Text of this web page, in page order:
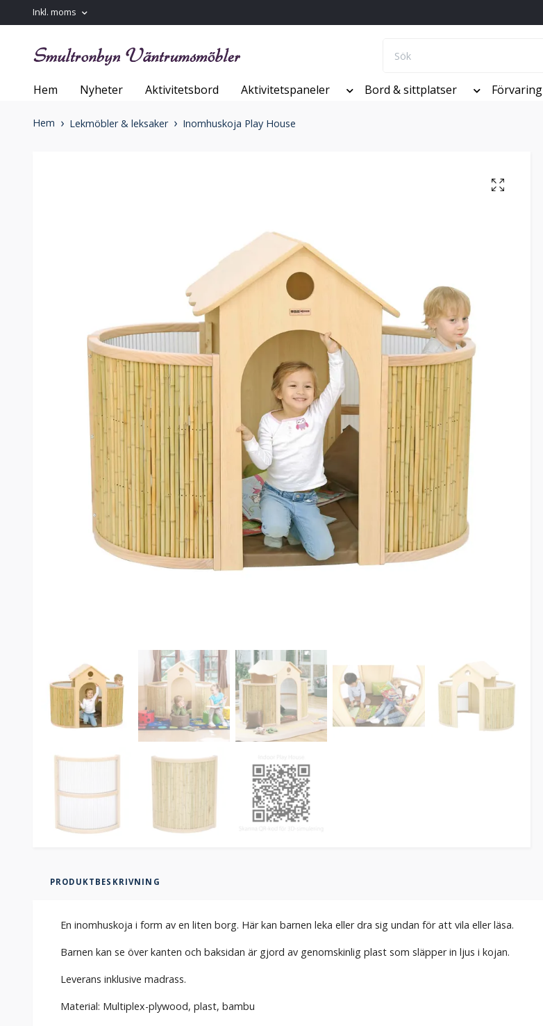
Inkl. moms
Hem Nyheter Aktivitetsbord Aktivitetspaneler Bord & sittplatser Förvaring
Hem Lekmöbler & leksaker Inomhuskoja Play House
PRODUKTBESKRIVNING
En inomhuskoja i form av en liten borg. Här kan barnen leka eller dra sig undan för att vila eller läsa.
Barnen kan se över kanten och baksidan är gjord av genomskinlig plast som släpper in ljus i kojan.
Leverans inklusive madrass.
Material: Multiplex-plywood, plast, bambu